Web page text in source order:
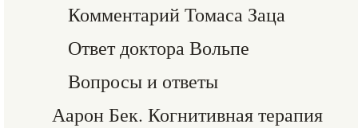
Комментарий Томаса Заца
Ответ доктора Вольпе
Вопросы и ответы
Аарон Бек. Когнитивная терапия